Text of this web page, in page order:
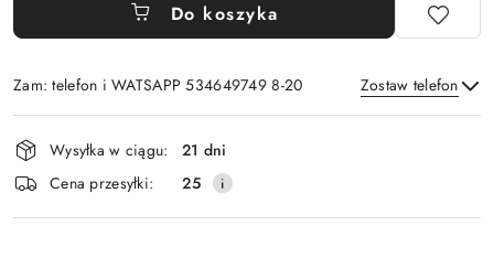
Do koszyka
Zam: telefon i WATSAPP 534649749 8-20 Zostaw telefon
Wyślij
Dostępność
i
dostawa
Wysyłka w ciągu:
21 dni
Cena przesyłki:
25